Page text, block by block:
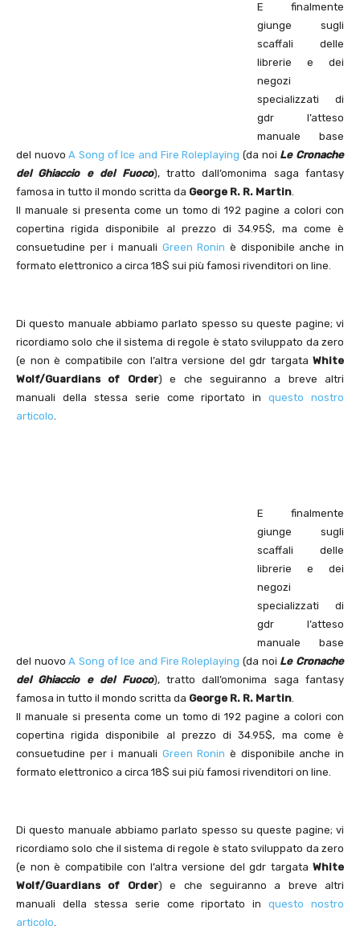
E finalmente
giunge sugli
scaffali delle
librerie e dei
negozi
specializzati di
gdr l’atteso
manuale base
del nuovoA Song of Ice and Fire Roleplaying (da noi Le Cronache
del Ghiaccio e del Fuoco), tratto dall’omonima saga fantasy
famosa in tutto il mondo scritta da George R. R. Martin.
Il manuale si presenta come un tomo di 192 pagine a colori con
copertina rigida disponibile al prezzo di 34.95$, ma come è
consuetudine per i manuali Green Ronin è disponibile anche in
formato elettronico a circa 18$ sui più famosi rivenditori on line.
Di questo manuale abbiamo parlato spesso su queste pagine; vi
ricordiamo solo che il sistema di regole è stato sviluppato da zero
(e non è compatibile con l’altra versione del gdr targata White
Wolf/Guardians of Order) e che seguiranno a breve altri
manuali della stessa serie come riportato inquesto nostro
articolo.
E finalmente
giunge sugli
scaffali delle
librerie e dei
negozi
specializzati di
gdr l’atteso
manuale base
del nuovoA Song of Ice and Fire Roleplaying (da noi Le Cronache
del Ghiaccio e del Fuoco), tratto dall’omonima saga fantasy
famosa in tutto il mondo scritta da George R. R. Martin.
Il manuale si presenta come un tomo di 192 pagine a colori con
copertina rigida disponibile al prezzo di 34.95$, ma come è
consuetudine per i manuali Green Ronin è disponibile anche in
formato elettronico a circa 18$ sui più famosi rivenditori on line.
Di questo manuale abbiamo parlato spesso su queste pagine; vi
ricordiamo solo che il sistema di regole è stato sviluppato da zero
(e non è compatibile con l’altra versione del gdr targata White
Wolf/Guardians of Order) e che seguiranno a breve altri
manuali della stessa serie come riportato inquesto nostro
articolo.